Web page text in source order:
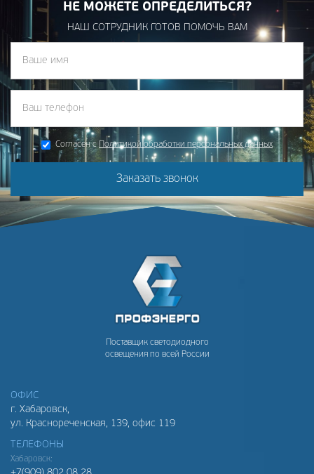
НЕ МОЖЕТЕ ОПРЕДЕЛИТЬСЯ?
НАШ СОТРУДНИК ГОТОВ ПОМОЧЬ ВАМ
Согласен с Политикой обработки персональных данных
Заказать звонок
Поставщик светодиодного
освещения по всей России
ОФИС
г. Хабаровск,
ул. Краснореченская, 139, офис 119
ТЕЛЕФОНЫ
Хабаровск: